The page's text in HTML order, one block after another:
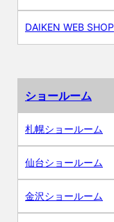
DAIKEN WEB SHOP
ショールーム
札幌ショールーム
仙台ショールーム
金沢ショールーム